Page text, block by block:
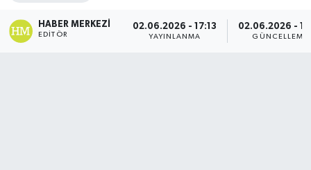
HABER MERKEZI
EDITÖR
02.06.2026 - 17:13
YAYINLANMA
02.06.2026 -
GÜNCELLEME
Edremit